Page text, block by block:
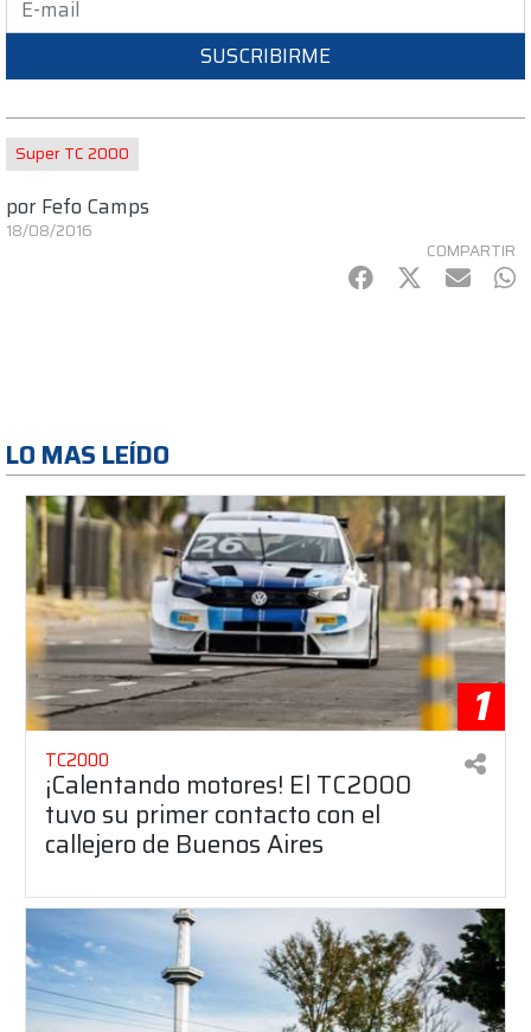
SUSCRIBIRME
Super TC 2000
por Fefo Camps
18/08/2016
COMPARTIR
Facebook
Twitter
mail
LO MAS LEÍDO
1
TC2000
¡Calentando motores! El TC2000
tuvo su primer contacto con el
callejero de Buenos Aires